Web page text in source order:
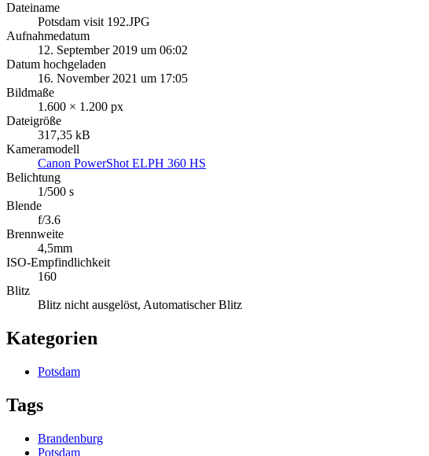
Dateiname
Potsdam visit 192.JPG
Aufnahmedatum
12. September 2019 um 06:02
Datum hochgeladen
16. November 2021 um 17:05
Bildmaße
1.600 × 1.200 px
Dateigröße
317,35 kB
Kameramodell
Canon PowerShot ELPH 360 HS
Belichtung
1/500 s
Blende
f/3.6
Brennweite
4,5mm
ISO-Empfindlichkeit
160
Blitz
Blitz nicht ausgelöst, Automatischer Blitz
Kategorien
Potsdam
Tags
Brandenburg
Potsdam